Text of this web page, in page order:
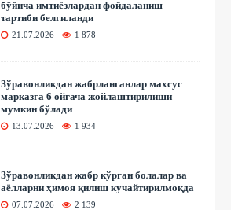
бўйича имтиёзлардан фойдаланиш
тартиби белгиланди
21.07.2026 1 878
Зўравонликдан жабрланганлар махсус
марказга 6 ойгача жойлаштирилиши
мумкин бўлади
13.07.2026 1 934
Зўравонликдан жабр кўрган болалар ва
аёлларни ҳимоя қилиш кучайтирилмоқда
07.07.2026 2 139